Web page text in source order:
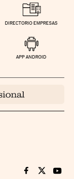
DIRECTORIO EMPRESAS
APP ANDROID
Cinco Días en
Cinco Días
Cinco